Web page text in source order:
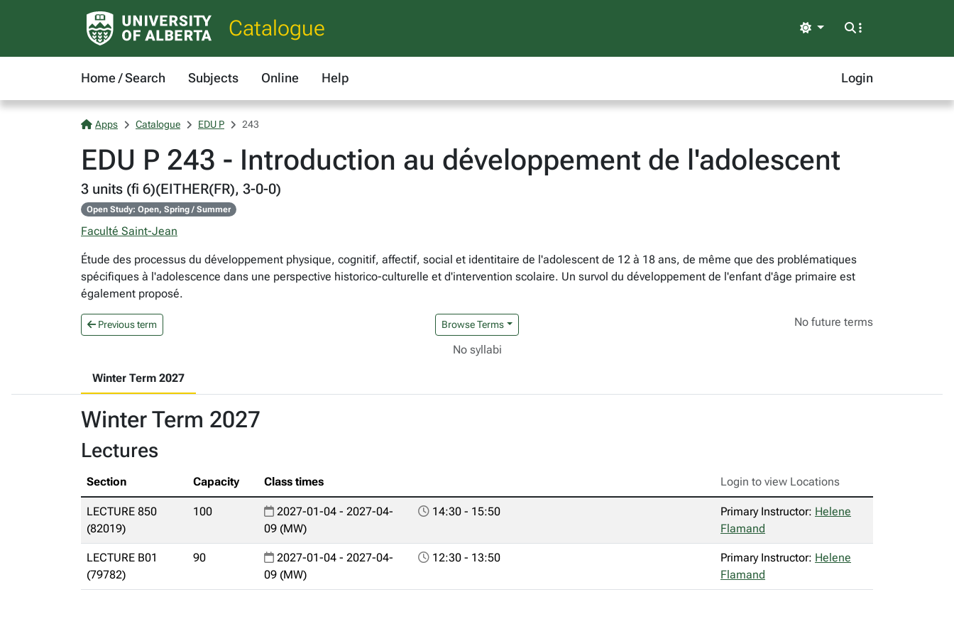
Catalogue Light
Home / Search Subjects Online Help Login
Apps Catalogue EDU P 243
EDU P 243 - Introduction au développement de l'adolescent
3 units (fi 6)(EITHER(FR), 3-0-0)
Open Study: Open, Spring / Summer
Faculté Saint-Jean
Étude des processus du développement physique, cognitif, affectif, social et identitaire de l'adolescent de 12 à 18 ans, de même que des problématiques
spécifiques à l'adolescence dans une perspective historico-culturelle et d'intervention scolaire. Un survol du développement de l'enfant d'âge primaire est
également proposé.
Previous term Browse Terms No future terms
No syllabi
Winter Term 2027
Winter Term 2027
Lectures
Section Capacity Class times Login to view Locations
LECTURE 850
(82019)
100
2027-01-04 - 2027-04-
09 (MW)
14:30 - 15:50 Primary Instructor: Helene
Flamand
LECTURE B01
(79782)
90
2027-01-04 - 2027-04-
09 (MW)
12:30 - 13:50 Primary Instructor: Helene
Flamand